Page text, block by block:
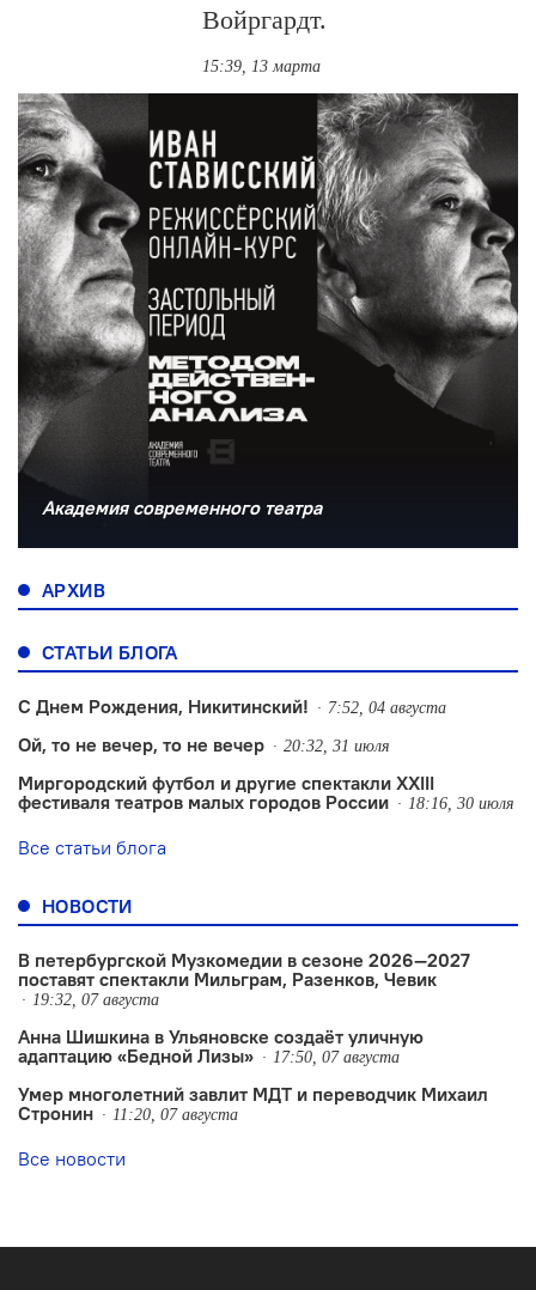
Войргардт.
15:39, 13 марта
Академия современного театра
АРХИВ
СТАТЬИ БЛОГА
С Днем Рождения, Никитинский! 7:52, 04 августа
Ой, то не вечер, то не вечер 20:32, 31 июля
Миргородский футбол и другие спектакли XXIII
фестиваля театров малых городов России
18:16, 30 июля
Все статьи блога
НОВОСТИ
В петербургской Музкомедии в сезоне 2026—2027
поставят спектакли Мильграм, Разенков, Чевик
19:32, 07 августа
Анна Шишкина в Ульяновске создаëт уличную
адаптацию «Бедной Лизы»
17:50, 07 августа
Умер многолетний завлит МДТ и переводчик Михаил
Стронин
11:20, 07 августа
Все новости